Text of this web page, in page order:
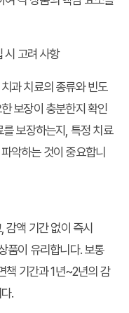
시 고려 사항
과 치료의 종류와 빈도
보장이 충분한지 확인
를 보장하는지, 특정 치료
악하는 것이 중요합니
감액 기간 없이 즉시
품이 유리합니다. 보통
기간과 1년~2년의 감
.